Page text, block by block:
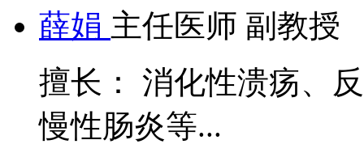
薛娟 主任医师 副教授
擅长： 消化性溃疡、
慢性肠炎等...